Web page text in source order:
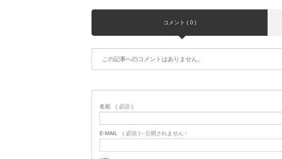
コメント ( 0 )
この記事へのコメントはありません。
名前 ( 必須 )
E-MAIL ( 必須 ) - 公開されません -